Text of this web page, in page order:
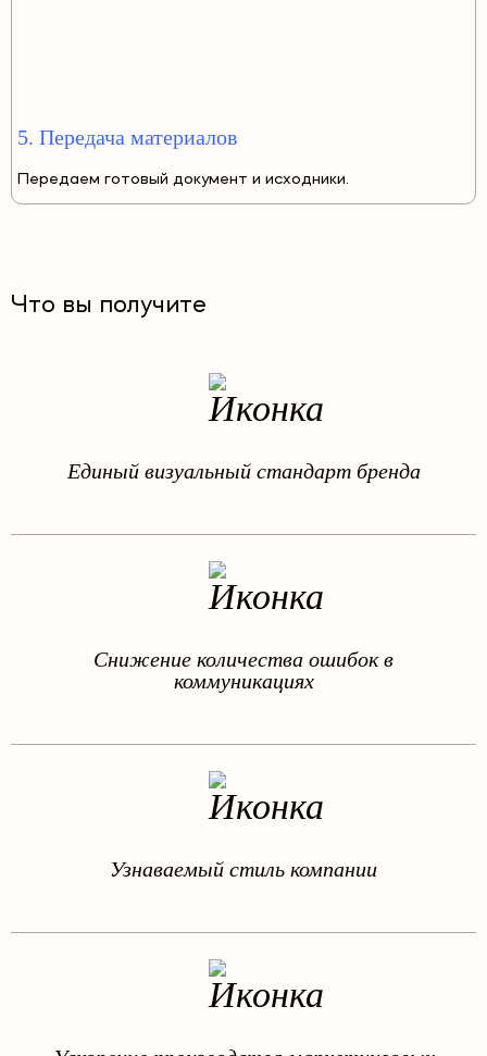
5. Передача материалов
Передаем готовый документ и исходники.
Что вы получите
Единый визуальный стандарт бренда
Снижение количества ошибок в
коммуникациях
Узнаваемый стиль компании